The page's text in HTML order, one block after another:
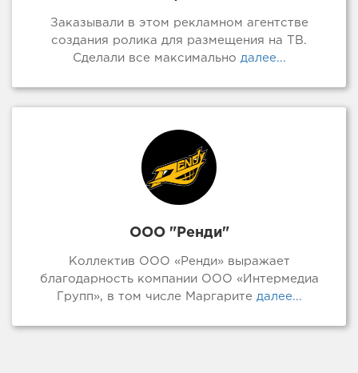
Заказывали в этом рекламном агентстве
создания ролика для размещения на ТВ.
Сделали все максимально далее...
ООО "Ренди"
Коллектив ООО «Ренди» выражает
благодарность компании ООО «Интермедиа
Групп», в том числе Маргарите далее...